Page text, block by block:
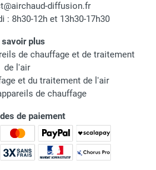
diffusion.fr
: 8h30-12h et 13h30-17h30
savoir plus
de chauffage et de traitement
de l'air
et du traitement de l'air
de chauffage
de paiement